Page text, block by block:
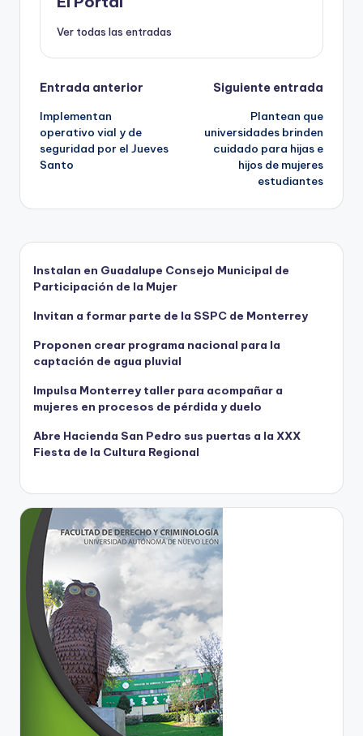
k
Ver todas las entradas
Navegación
de
entradas
Entrada anterior
Implementan
operativo vial y de
seguridad por el Jueves
Santo
Siguiente entrada
Plantean que
universidades brinden
cuidado para hijas e
hijos de mujeres
estudiantes
Instalan en Guadalupe Consejo Municipal de
Participación de la Mujer
Invitan a formar parte de la SSPC de Monterrey
Proponen crear programa nacional para la
captación de agua pluvial
Impulsa Monterrey taller para acompañar a
mujeres en procesos de pérdida y duelo
Abre Hacienda San Pedro sus puertas a la XXX
Fiesta de la Cultura Regional